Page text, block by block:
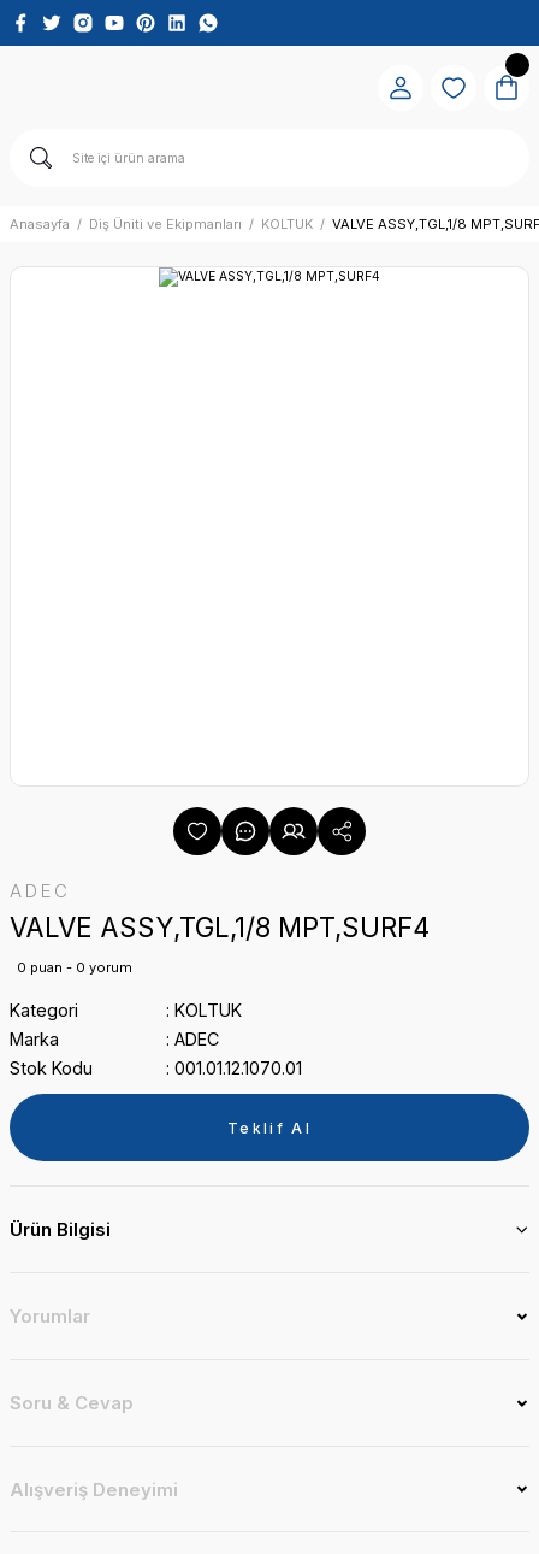
Anasayfa Diş Üniti ve Ekipmanları KOLTUK VALVE ASSY,TGL,1/8
ADEC
VALVE ASSY,TGL,1/8 MPT,SURF4
0 puan - 0 yorum
Kategori
KOLTUK
Marka
ADEC
Stok Kodu
001.01.12.1070.01
Teklif Al
Ürün Bilgisi
Yorumlar
Soru & Cevap
Alışveriş Deneyimi